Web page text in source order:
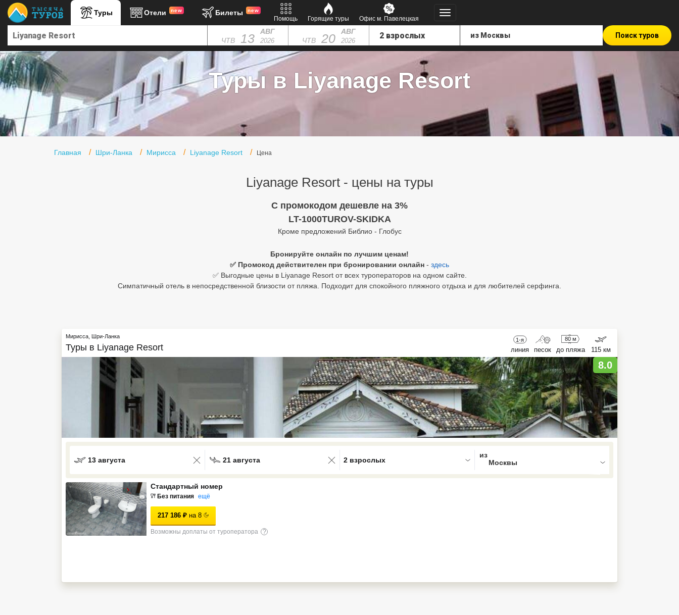
Туры Отели new Билеты new
Помощь Горящие туры Офис м. Павелецкая
ЧТВ 13 АВГ
2026 ЧТВ 20 АВГ
2026
Поиск туров
Туры в Liyanage Resort
Главная Шри-Ланка Мирисса Liyanage Resort Цена
Liyanage Resort - цены на туры
C промокодом дешевле на 3%
LT-1000TUROV-SKIDKA
Кроме предложений Библио - Глобус
Бронируйте онлайн по лучшим ценам!
✅ Промокод действителен при бронировании онлайн - здесь
✅ Выгодные цены в Liyanage Resort от всех туроператоров на одном сайте.
Симпатичный отель в непосредственной близости от пляжа. Подходит для спокойного пляжного отдыха и для любителей серфинга.
Мирисса Шри-Ланка
Туры в Liyanage Resort
1-я
линия песок
80 м
до пляжа 115 км
8.0
13 августа 21 августа
0 results available. Select is focused , press Down to open the menu,
2 взрослых
Стандартный номер
Без питания ещё
217 186 ₽ на 8
Возможны доплаты от туроператора ?
Главная
Туры в Турцию
Туры в Египет
Туры в ОАЭ
Офис г. Москва
Экскурсионные туры
VIP отели 5 звезд
ТОП 10 лучших отелей 5*